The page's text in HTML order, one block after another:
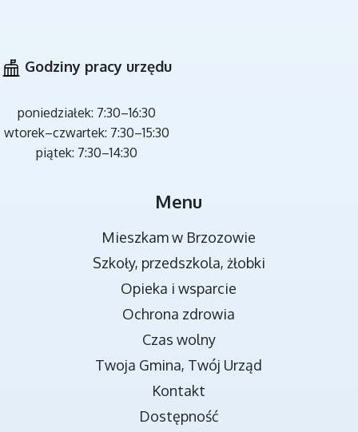
MIEJSCA REKREACJI
TRANSMISJA OBRAD RADY MIEJSKIEJ
Godziny pracy urzędu
poniedziałek: 7:30–16:30
wtorek–czwartek: 7:30–15:30
piątek: 7:30–14:30
Menu
Mieszkam w Brzozowie
Szkoły, przedszkola, żłobki
Opieka i wsparcie
Ochrona zdrowia
Czas wolny
Twoja Gmina, Twój Urząd
Kontakt
Dostępność